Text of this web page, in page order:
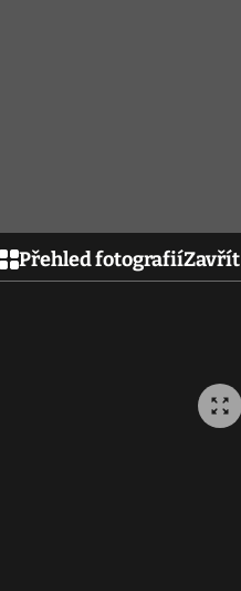
Přehled fotografiíZavřít